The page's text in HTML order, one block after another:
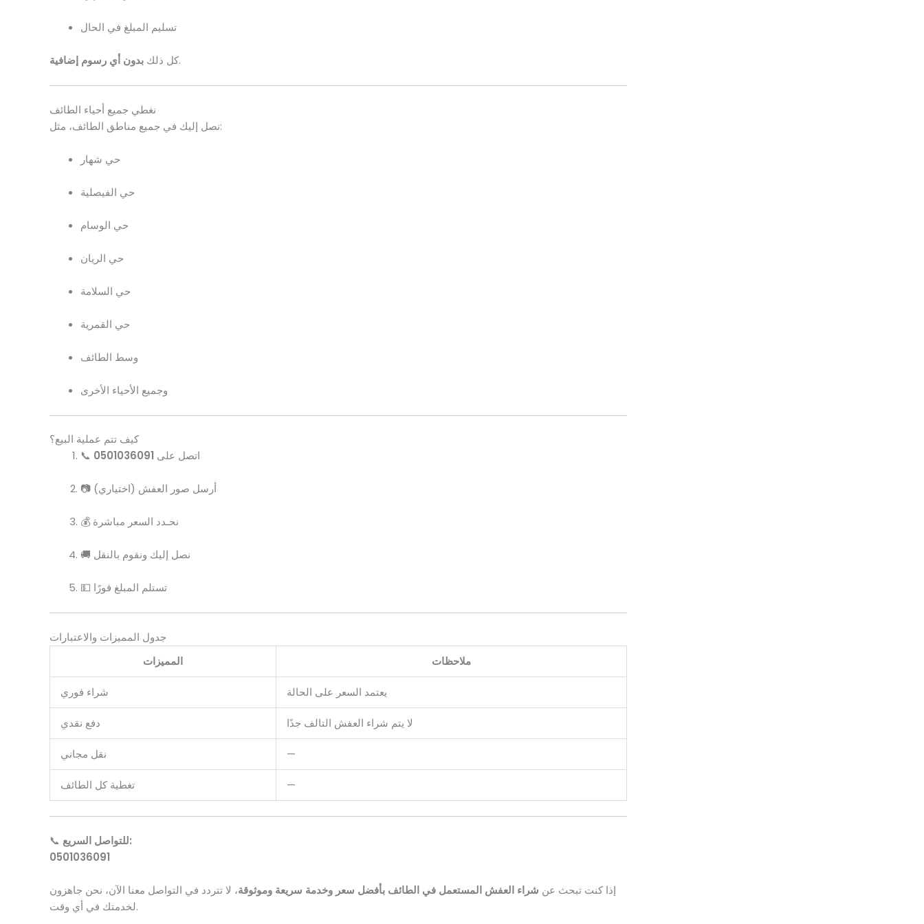
تسليم المبلغ في الحال
كل ذلك بدون أي رسوم إضافية .
نغطي جميع أحياء الطائف
نصل إليك في جميع مناطق الطائف، مثل:
حي شهار
حي الفيصلية
حي الوسام
حي الريان
حي السلامة
حي القمرية
وسط الطائف
وجميع الأحياء الأخرى
كيف تتم عملية البيع؟
📞 اتصل على 0501036091
📷 أرسل صور العفش (اختياري)
💰 نحـدد السعر مباشرة
🚚 نصل إليك ونقوم بالنقل
💵 تستلم المبلغ فورًا
جدول المميزات والاعتبارات
المميزات
ملاحظات
شراء فوري يعتمد السعر على الحالة
دفع نقدي لا يتم شراء العفش التالف جدًا
نقل مجاني —
تغطية كل الطائف —
📞
للتواصل السريع:
0501036091
إذا كنت تبحث عن شراء العفش المستعمل في الطائف بأفضل سعر وخدمة سريعة وموثوقة، لا تتردد في التواصل معنا الآن، نحن جاهزون
لخدمتك في أي وقت.